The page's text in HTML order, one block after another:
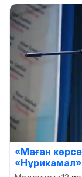
«Маған